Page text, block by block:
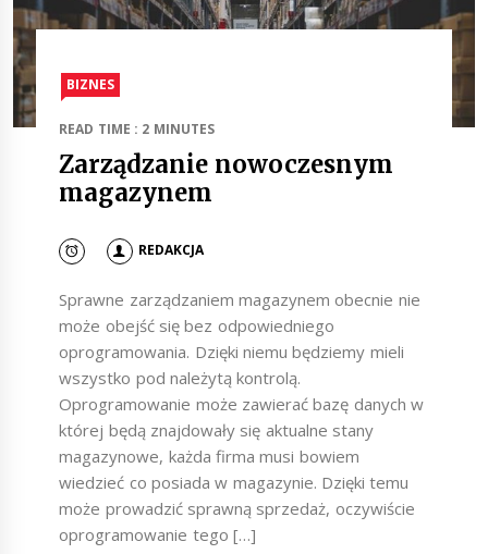
BIZNES
READ TIME : 2 MINUTES
Zarządzanie nowoczesnym
magazynem
REDAKCJA
Sprawne zarządzaniem magazynem obecnie nie
może obejść się bez odpowiedniego
oprogramowania. Dzięki niemu będziemy mieli
wszystko pod należytą kontrolą.
Oprogramowanie może zawierać bazę danych w
której będą znajdowały się aktualne stany
magazynowe, każda firma musi bowiem
wiedzieć co posiada w magazynie. Dzięki temu
może prowadzić sprawną sprzedaż, oczywiście
oprogramowanie tego […]